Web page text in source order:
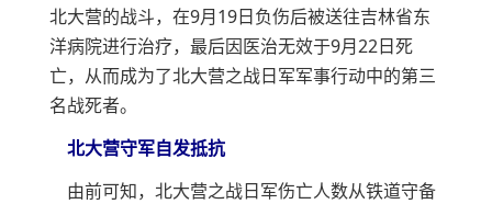
北大营的战斗，在9月19日负伤后被送往吉林省东
洋病院进行治疗，最后因医治无效于9月22日死
亡，从而成为了北大营之战日军军事行动中的第三
名战死者。
北大营守军自发抵抗
由前可知，北大营之战日军伤亡人数从铁道守备